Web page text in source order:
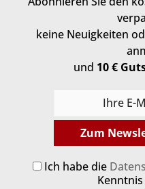
keine Neuigkeiten
und 10 €
Zum
Ich habe die